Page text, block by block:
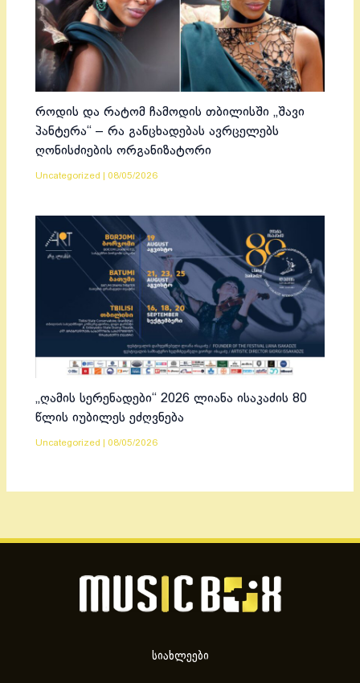
როდის და რატომ ჩამოდის თბილისში „შავი
პანტერა“ – რა განცხადებას ავრცელებს
ღონისძიების ორგანიზატორი
Uncategorized 08/05/2026
„ღამის სერენადები“ 2026 ლიანა ისაკაძის 80
წლის იუბილეს ეძღვნება
Uncategorized 08/05/2026
სიახლეები